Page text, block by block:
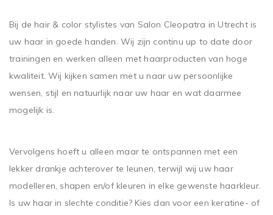
Bij de hair & color stylistes van Salon Cleopatra in Utrecht is
uw haar in goede handen. Wij zijn continu up to date door
trainingen en werken alleen met haarproducten van hoge
kwaliteit. Wij kijken samen met u naar uw persoonlijke
wensen, stijl en natuurlijk naar uw haar en wat daarmee
mogelijk is.
Vervolgens hoeft u alleen maar te ontspannen met een
lekker drankje achterover te leunen, terwijl wij uw haar
modelleren, shapen en/of kleuren in elke gewenste haarkleur.
Is uw haar in slechte conditie? Kies dan voor een keratine- of